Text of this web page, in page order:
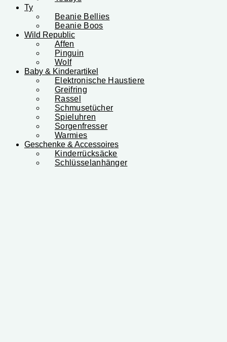
Ty
Beanie Bellies
Beanie Boos
Wild Republic
Affen
Pinguin
Wolf
Baby & Kinderartikel
Elektronische Haustiere
Greifring
Rassel
Schmusetücher
Spieluhren
Sorgenfresser
Warmies
Geschenke & Accessoires
Kinderrücksäcke
Schlüsselanhänger